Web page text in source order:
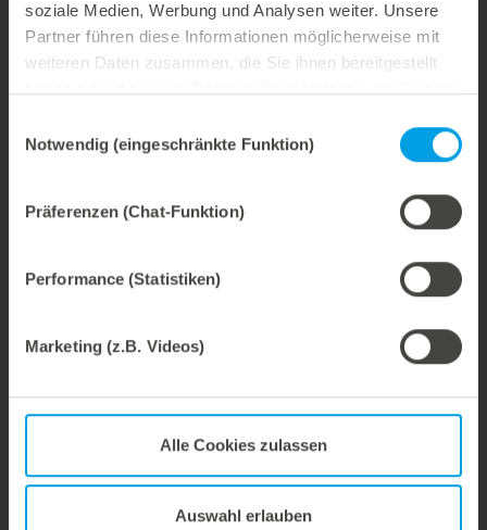
soziale Medien, Werbung und Analysen weiter. Unsere
Partner führen diese Informationen möglicherweise mit
weiteren Daten zusammen, die Sie ihnen bereitgestellt
Notwendig (eingeschränkte Funktion)
Präferenzen (Chat-Funktion)
Performance (Statistiken)
Marketing (z.B. Videos)
Alle Cookies zulassen
Auswahl erlauben
Ihr Ansprechpartner für den Bereich
Thermoformen
Leiter Verkauf & Marketing
Telefon: +49 7131 918-222
Werkzeuge
Über uns
Marbach Academy
News
Nachhaltigkeit